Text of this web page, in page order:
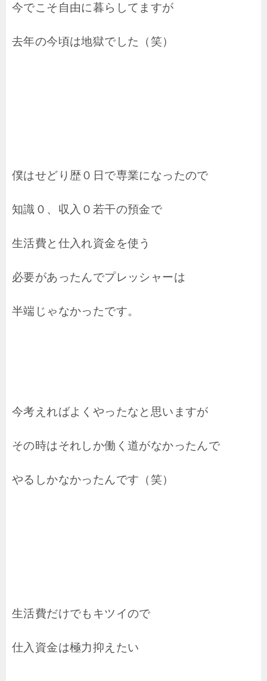
今でこそ自由に暮らしてますが
去年の今頃は地獄でした（笑）
僕はせどり歴０日で専業になったので
知識０、収入０若干の預金で
生活費と仕入れ資金を使う
必要があったんでプレッシャーは
半端じゃなかったです。
今考えればよくやったなと思いますが
その時はそれしか働く道がなかったんで
やるしかなかったんです（笑）
生活費だけでもキツイので
仕入資金は極力抑えたい